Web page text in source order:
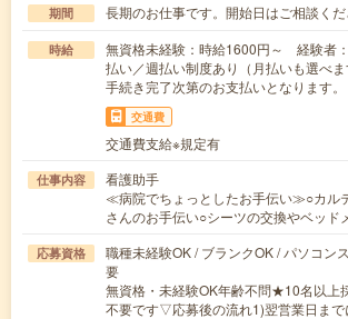
期間 長期のお仕事です。開始日はご相談
時給
無資格未経験：時給1600円～ 経験者
払い／週払い制度あり（月払いも選べ
手続き完了次第のお支払いとなります。
交通費
交通費支給※規定有
仕事内容
看護助手
≪病院でちょっとしたお手伝い≫○カル
さんのお手伝い○シーツの交換やベッ
応募資格
職種未経験OK / ブランクOK / パソコン
要
無資格・未経験OK年齢不問★10名以上
不要です▽応募後の流れ1)翌営業日ま